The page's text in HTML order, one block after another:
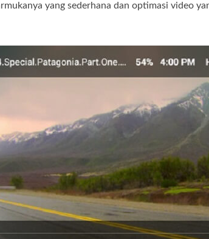
yang sederhana dan optimasi video